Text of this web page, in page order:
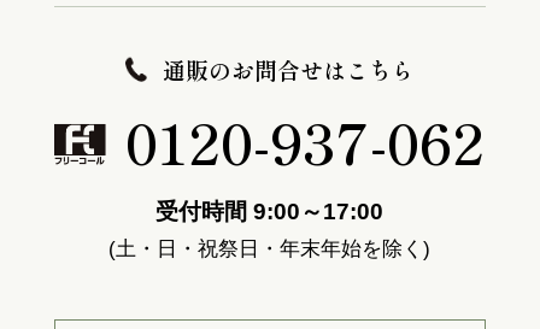
通販のお問合せはこちら
0120-937-062
受付時間 9:00～17:00
(土・日・祝祭日・年末年始を除く)